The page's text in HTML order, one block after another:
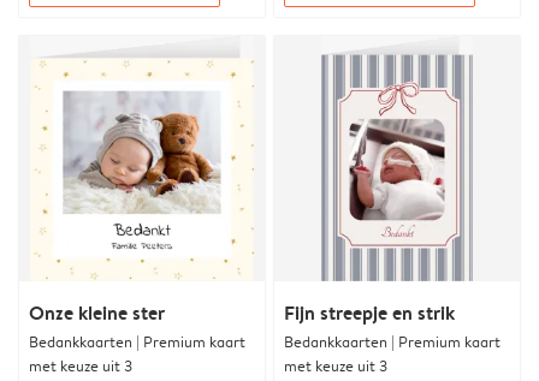
Onze kleine ster
Bedankkaarten | Premium kaart
met keuze uit 3
Fijn streepje en strik
Bedankkaarten | Premium kaart
met keuze uit 3